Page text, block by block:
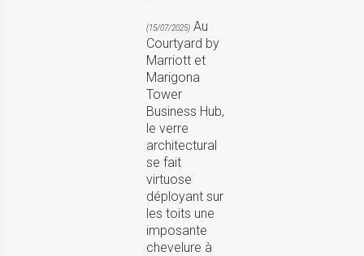
(15/07/2025) Au
Courtyard by
Marriott et
Marigona
Tower
Business Hub,
le verre
architectural
se fait
virtuose
déployant sur
les toits une
imposante
chevelure à